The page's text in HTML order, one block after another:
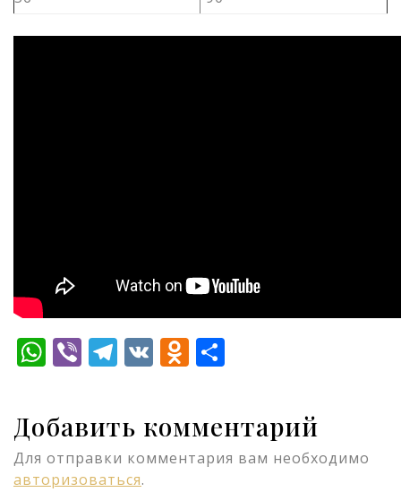
WhatsApp
ViberTelegram
VKOdnoklassniki
Добавить комментарий
Для отправки комментария вам необходимо
авторизоваться.